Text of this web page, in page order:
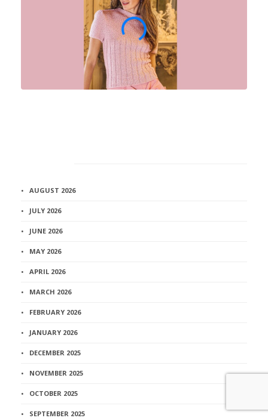
AUGUST 2026
JULY 2026
JUNE 2026
MAY 2026
APRIL 2026
MARCH 2026
FEBRUARY 2026
JANUARY 2026
DECEMBER 2025
NOVEMBER 2025
OCTOBER 2025
SEPTEMBER 2025